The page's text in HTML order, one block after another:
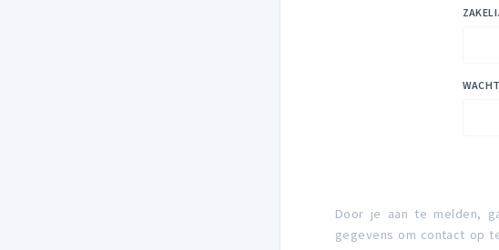
Door je aan te melden,
gegevens om contact op